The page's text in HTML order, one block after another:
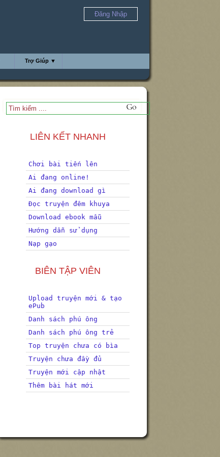
Đăng Nhập
Trợ Giúp ▼
LIÊN KẾT NHANH
Chơi bài tiến lên
Ai đang online!
Ai đang download gì
Đọc truyện đêm khuya
Download ebook mẫu
Hướng dẫn sử dụng
Nạp gạo
BIÊN TẬP VIÊN
Upload truyện mới & tạo
ePub
Danh sách phú ông
Danh sách phú ông trẻ
Top truyện chưa có bìa
Truyện chưa đầy đủ
Truyện mới cập nhật
Thêm bài hát mới